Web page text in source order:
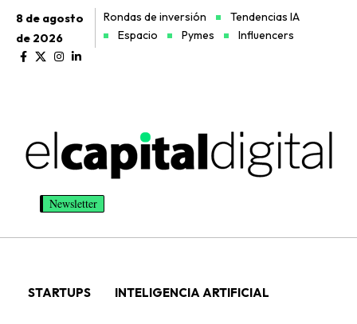
8 de agosto
de 2026
Rondas de inversión
Tendencias IA
Espacio
Pymes Influencers
Newsletter
STARTUPS INTELIGENCIA ARTIFICIAL